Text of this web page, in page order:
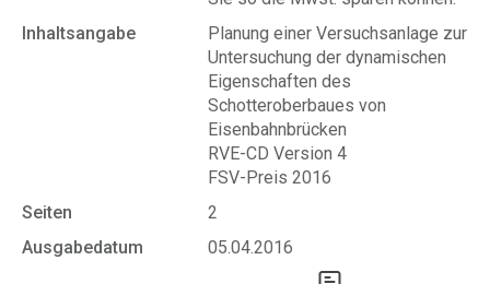
Inhaltsangabe
Planung einer Versuchsanlage zur
Untersuchung der dynamischen
Eigenschaften des
Schotteroberbaues von
Eisenbahnbrücken
RVE-CD Version 4
FSV-Preis 2016
Seiten
2
Ausgabedatum
05.04.2016